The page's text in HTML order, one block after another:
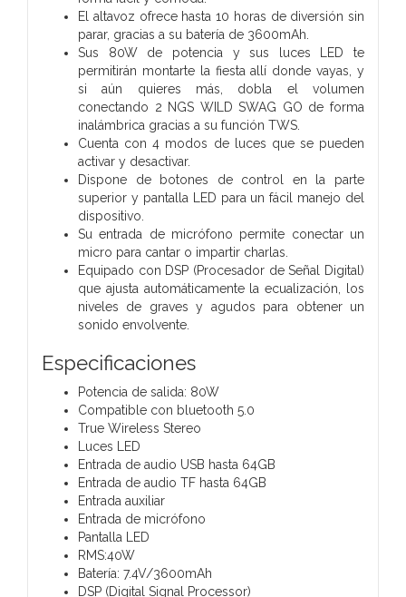
El altavoz ofrece hasta 10 horas de diversión sin
parar, gracias a su batería de 3600mAh.
Sus 80W de potencia y sus luces LED te
permitirán montarte la ­fiesta allí donde vayas, y
si aún quieres más, dobla el volumen
conectando 2 NGS WILD SWAG GO de forma
inalámbrica gracias a su función TWS.
Cuenta con 4 modos de luces que se pueden
activar y desactivar.
Dispone de botones de control en la parte
superior y pantalla LED para un fácil manejo del
dispositivo.
Su entrada de micrófono permite conectar un
micro para cantar o impartir charlas.
Equipado con DSP (Procesador de Señal Digital)
que ajusta automáticamente la ecualización, los
niveles de graves y agudos para obtener un
sonido envolvente.
Especificaciones
Potencia de salida: 80W
Compatible con bluetooth 5.0
True Wireless Stereo
Luces LED
Entrada de audio USB hasta 64GB
Entrada de audio TF hasta 64GB
Entrada auxiliar
Entrada de micrófono
Pantalla LED
RMS:40W
Batería: 7.4V/3600mAh
DSP (Digital Signal Processor)